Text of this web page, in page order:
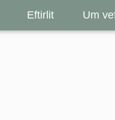
Eftirlit Um